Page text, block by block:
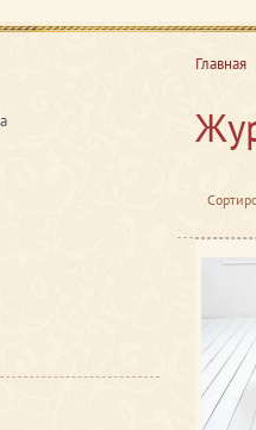
Главная